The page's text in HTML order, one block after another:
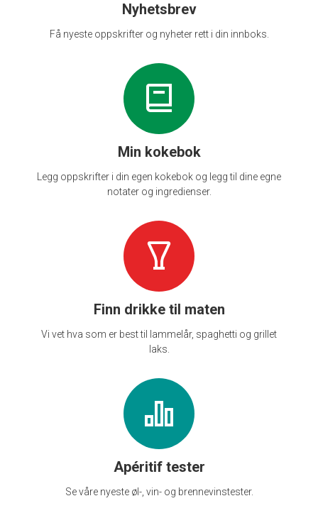
Nyhetsbrev
Få nyeste oppskrifter og nyheter rett i din innboks.
Min kokebok
Legg oppskrifter i din egen kokebok og legg til dine egne
notater og ingredienser.
Finn drikke til maten
Vi vet hva som er best til lammelår, spaghetti og grillet
laks.
Apéritif tester
Se våre nyeste øl-, vin- og brennevinstester.